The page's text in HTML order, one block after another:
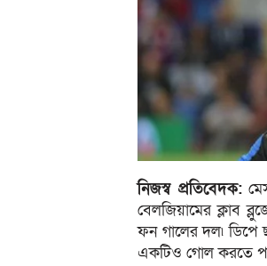
নিজস্ব প্রতিবেদক:
বেলজিয়ামের ক্লাব
ফন গালের দল৷ ডিপে
একটিও গোল করতে